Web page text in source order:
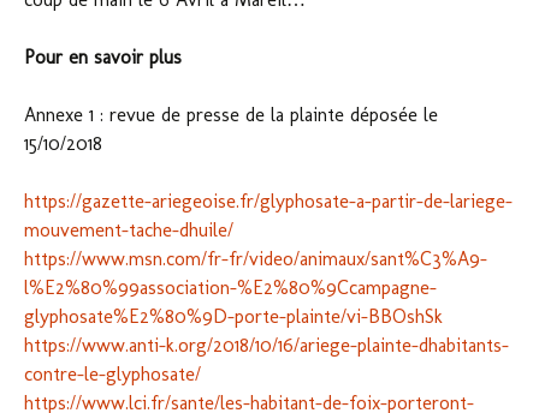
Pour en savoir plus
Annexe 1 : revue de presse de la plainte déposée le
15/10/2018
https://gazette-ariegeoise.fr/glyphosate-a-partir-de-lariege-
mouvement-tache-dhuile/
https://www.msn.com/fr-fr/video/animaux/sant%C3%A9-
l%E2%80%99association-%E2%80%9Ccampagne-
glyphosate%E2%80%9D-porte-plainte/vi-BBOshSk
https://www.anti-k.org/2018/10/16/ariege-plainte-dhabitants-
contre-le-glyphosate/
https://www.lci.fr/sante/les-habitant-de-foix-porteront-